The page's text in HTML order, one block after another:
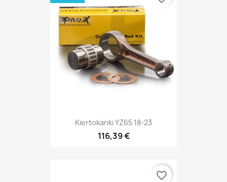
Kiertokanki YZ65 18-23
116,39 €
favorite_border